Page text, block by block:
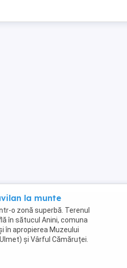
la munte
o zonă superbă. Terenul
în sătucul Anini, comuna
în apropierea Muzeului
și Vârful Cămăruței.